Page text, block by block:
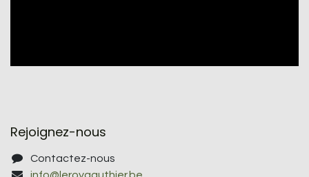
Rejoignez-nous
Contactez-nous